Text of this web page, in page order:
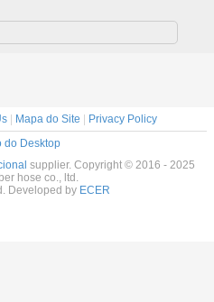
Mapa do Site
Privacy Policy
do Desktop
supplier. Copyright © 2016 - 2025
hose co., ltd.
Developed by ECER